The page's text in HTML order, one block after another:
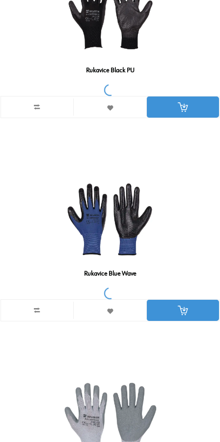
Rukavice Black PU
Rukavice Blue Wave